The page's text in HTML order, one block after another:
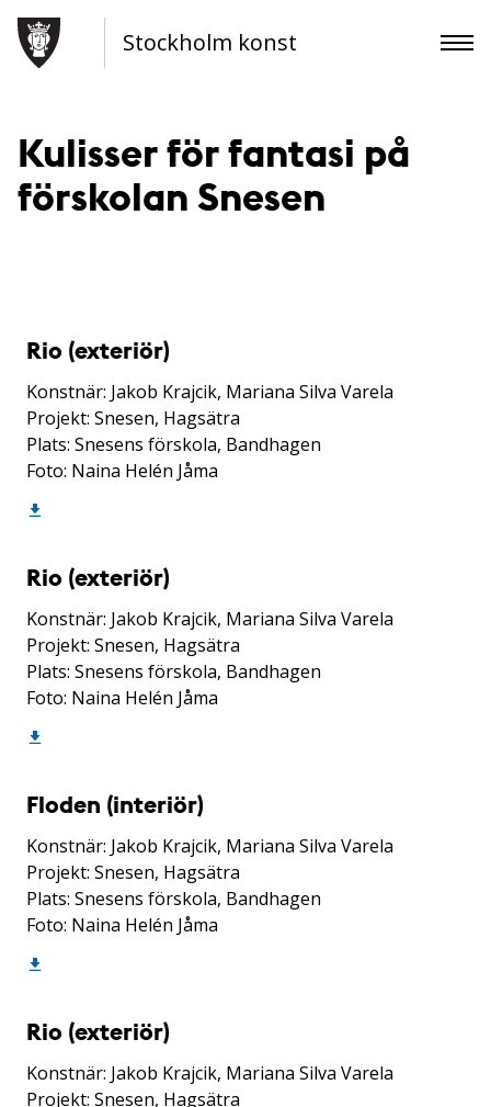
Stockholm konst
Kulisser för fantasi på
förskolan Snesen
Rio (exteriör)
Konstnär: Jakob Krajcik, Mariana Silva Varela
Projekt: Snesen, Hagsätra
Plats: Snesens förskola, Bandhagen
Foto: Naina Helén Jåma
Rio (exteriör)
Konstnär: Jakob Krajcik, Mariana Silva Varela
Projekt: Snesen, Hagsätra
Plats: Snesens förskola, Bandhagen
Foto: Naina Helén Jåma
Floden (interiör)
Konstnär: Jakob Krajcik, Mariana Silva Varela
Projekt: Snesen, Hagsätra
Plats: Snesens förskola, Bandhagen
Foto: Naina Helén Jåma
Rio (exteriör)
Konstnär: Jakob Krajcik, Mariana Silva Varela
Projekt: Snesen, Hagsätra